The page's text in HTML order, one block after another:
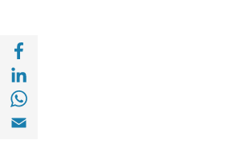
Compartir a Facebook
Compartir a with
Compartir a Email (opens